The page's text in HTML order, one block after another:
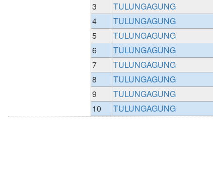
3
TULUNGAGUNG
4
TULUNGAGUNG
5
TULUNGAGUNG
6
TULUNGAGUNG
7
TULUNGAGUNG
8
TULUNGAGUNG
9
TULUNGAGUNG
10
TULUNGAGUNG